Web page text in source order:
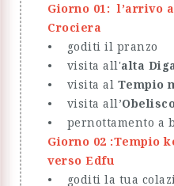
Giorno 01: l’arrivo
Crociera
• goditi il pranzo
• visita all'alta
• visita al Tempio
• visita all’
• pernottamento a
Giorno 02 :Tempio
verso Edfu
• goditi la tua